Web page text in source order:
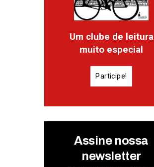
Um clube de leitura
muito especial
Participe!
Assine nossa
newsletter